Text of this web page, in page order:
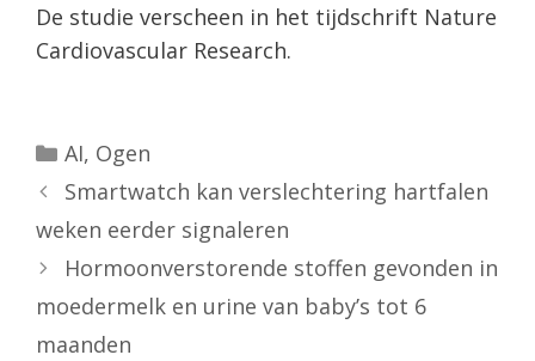
De studie verscheen in het tijdschrift Nature
Cardiovascular Research.
Categorieën
AI, Ogen
Smartwatch kan verslechtering hartfalen
weken eerder signaleren
Hormoonverstorende stoffen gevonden in
moedermelk en urine van baby’s tot 6
maanden